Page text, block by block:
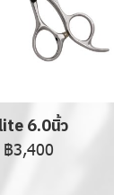
6.0นิ้ว
฿3,400